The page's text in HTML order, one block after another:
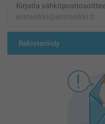
Kirjoita
Rekisteröidy